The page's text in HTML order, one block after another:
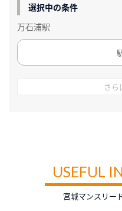
選択中の条件
万石浦駅
さら
USEFUL
宮城マンスリー